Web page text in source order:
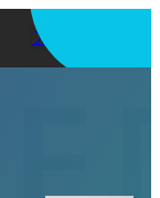
アプリを使う